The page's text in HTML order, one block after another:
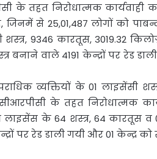
के तहत निरोधात्मक कार्यवाही
से 25,01,487 लोगों को
शस्त्र, 9346 कारतूस, 3019.32
बनाने वाले 4191 केन्द्रों पर रेड
व्यक्तियों के 01 लाइसेंसी
के तहत निरोधात्मक
लाइसेंस के 64 शस्त्र, 64 कारतूस
पर रेड डाली गयी और 01 केन्द्र